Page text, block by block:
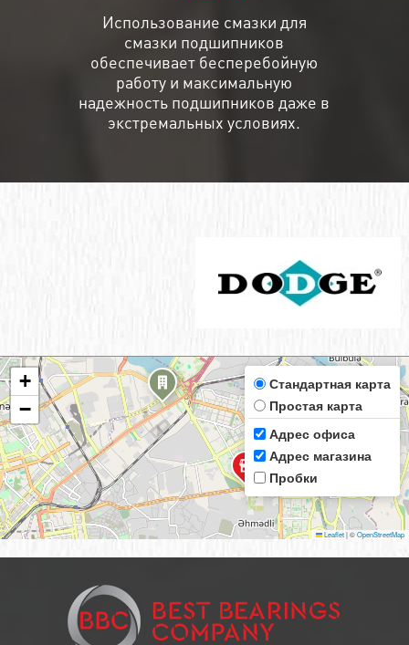
Использование смазки для
смазки подшипников
обеспечивает бесперебойную
работу и максимальную
надежность подшипников даже в
экстремальных условиях.
+
−
Стандартная карта
Простая карта
Адрес офиса
Адрес магазина
Пробки
Leaflet|©OpenStreetMap